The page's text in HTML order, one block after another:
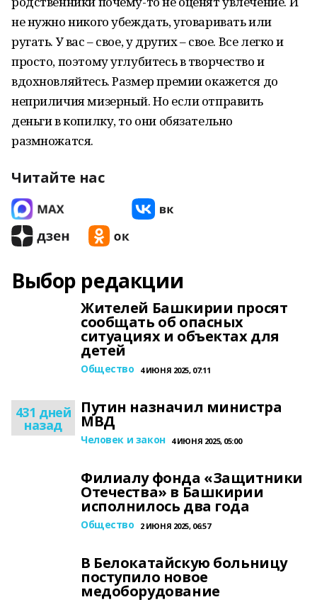
не нужно никого убеждать, уговаривать или
ругать. У вас – свое, у других – свое. Все легко и
просто, поэтому углубитесь в творчество и
вдохновляйтесь. Размер премии окажется до
неприличия мизерный. Но если отправить
деньги в копилку, то они обязательно
размножатся.
Читайте нас
Выбор редакции
Жителей Башкирии просят
сообщать об опасных
ситуациях и объектах для
детей
Общество 4 ИЮНЯ 2025, 07:11
431 дней
назад
Путин назначил министра
МВД
Человек и закон 4 ИЮНЯ 2025, 05:00
Филиалу фонда «Защитники
Отечества» в Башкирии
исполнилось два года
Общество 2 ИЮНЯ 2025, 06:57
В Белокатайскую больницу
поступило новое
медоборудование